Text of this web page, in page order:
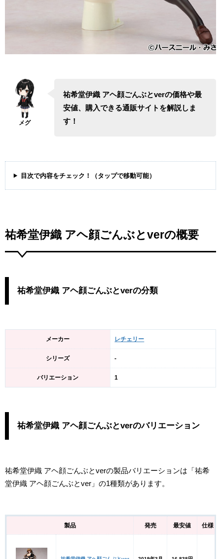
祐希堂伊織 アヘ顔ごんぶとverの価格や最
安値、購入できる通販サイトを解説しま
す！
目次で内容をチェック！（タップで移動可能）
祐希堂伊織 アヘ顔ごんぶとverの概要
祐希堂伊織 アヘ顔ごんぶとverの分類
メーカー レチェリー
シリーズ -
バリエーション 1
祐希堂伊織 アヘ顔ごんぶとverのバリエーション
祐希堂伊織 アヘ顔ごんぶとverの製品バリエーションは「祐希
堂伊織 アヘ顔ごんぶとver」の1種類があります。
製品 発売 最安値 仕様